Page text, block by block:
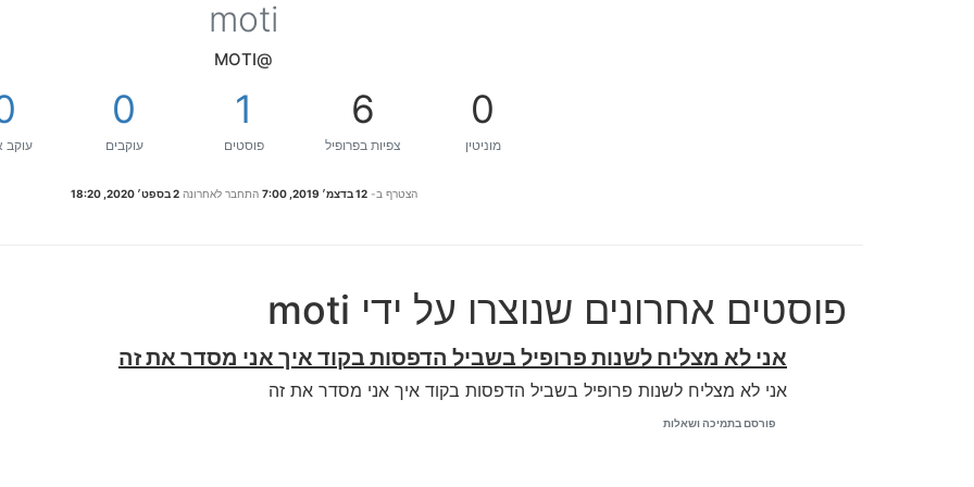
moti
@MOTI
0
מוניטין
6
צפיות בפרופיל
1
פוסטים
0
עוקבים עוקב
הצטרף ב- 12 בדצמ׳ 2019, 7:00 התחבר לאחרונה 2 בספט׳ 2020, 18:20
פוסטים אחרונים שנוצרו על ידי moti
אני לא מצליח לשנות פרופיל בשביל הדפסות בקוד איך אני מסדר את זה
אני לא מצליח לשנות פרופיל בשביל הדפסות בקוד איך אני מסדר את זה
פורסם בתמיכה ושאלות